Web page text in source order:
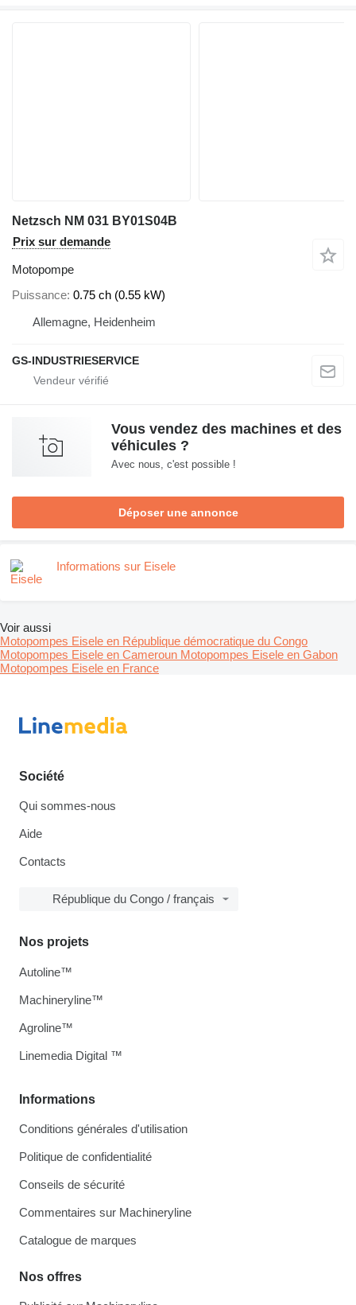
Netzsch NM 031 BY01S04B
Prix sur demande
Motopompe
Puissance 0.75 ch (0.55 kW)
Allemagne, Heidenheim
GS-INDUSTRIESERVICE
Vous vendez des machines et des
véhicules ?
Avec nous, c'est possible !
Déposer une annonce
Informations sur Eisele
Voir aussi
Motopompes Eisele en République démocratique du Congo
Motopompes Eisele en Cameroun Motopompes Eisele en Gabon
Motopompes Eisele en France
Société
Qui sommes-nous
Aide
Contacts
République du Congo / français
Informations
Conditions générales d'utilisation
Politique de confidentialité
Conseils de sécurité
Commentaires sur Machineryline
Catalogue de marques
Nos offres
Nos projets
Autoline™
Machineryline™
Agroline™
Linemedia Digital ™